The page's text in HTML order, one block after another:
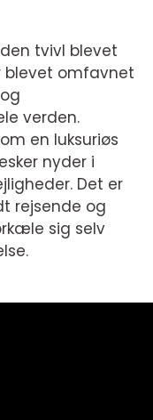
tvivl blevet
blevet omfavnet
verden.
en luksuriøs
nyder i
Det er
rejsende og
sig selv